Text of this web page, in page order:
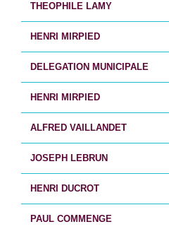
THEOPHILE LAMY
HENRI MIRPIED
DELEGATION MUNICIPALE
HENRI MIRPIED
ALFRED VAILLANDET
JOSEPH LEBRUN
HENRI DUCROT
PAUL COMMENGE